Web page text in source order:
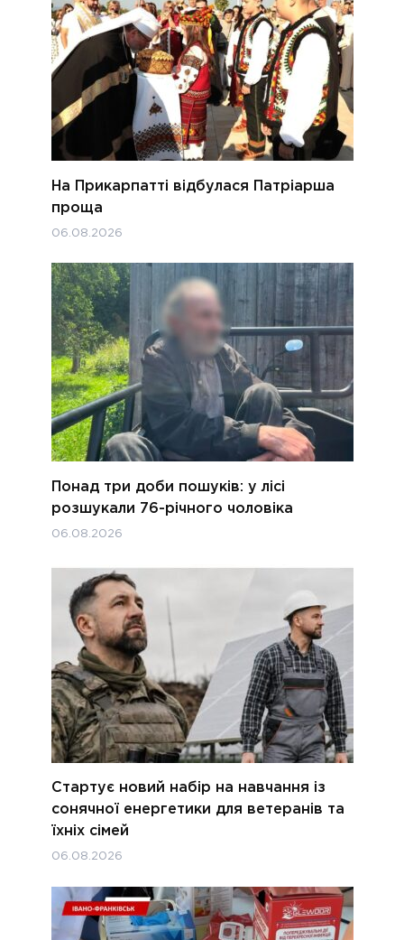
На Прикарпатті відбулася Патріарша
проща
06.08.2026
Понад три доби пошуків: у лісі
розшукали 76-річного чоловіка
06.08.2026
Стартує новий набір на навчання із
сонячної енергетики для ветеранів та
їхніх сімей
06.08.2026